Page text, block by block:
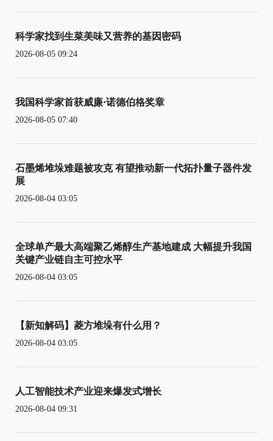
科学家找到生菜美味又营养的基因密码
2026-08-05 09:24
我国科学家首获威廉·诺德伯格奖章
2026-08-05 07:40
石墨烯堆垛难题被攻克 有望推动新一代拓扑量子器件发
展
2026-08-04 03:05
全球单产最大高端聚乙烯醇生产基地建成 大幅提升我国
关键产业链自主可控水平
2026-08-04 03:05
【新知解码】菱方堆垛有什么用？
2026-08-04 03:05
人工智能技术产业迎来爆发式增长
2026-08-04 09:31